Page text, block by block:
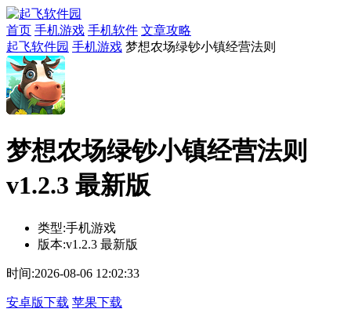
首页 手机游戏 手机软件 文章攻略
起飞软件园 手机游戏 梦想农场绿钞小镇经营法则
梦想农场绿钞小镇经营法则
v1.2.3 最新版
类型:手机游戏
版本:v1.2.3 最新版
时间:2026-08-06 12:02:33
安卓版下载 苹果下载